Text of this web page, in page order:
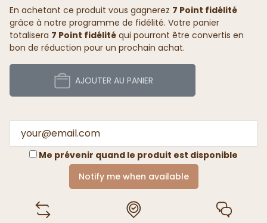
En achetant ce produit vous gagnerez 7 Point fidélité
grâce à notre programme de fidélité. Votre panier
totalisera 7 Point fidélité qui pourront être convertis en
bon de réduction pour un prochain achat.
AJOUTER AU PANIER
Me prévenir quand le produit est disponible
Notify me when available